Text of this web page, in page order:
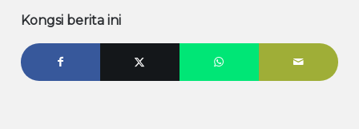
Kongsi berita ini